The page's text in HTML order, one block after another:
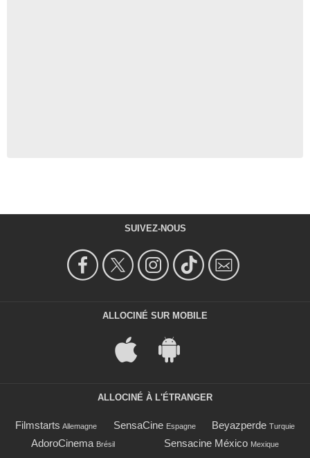
SUIVEZ-NOUS
ALLOCINÉ SUR MOBILE
ALLOCINÉ À L'ÉTRANGER
Filmstarts Allemagne SensaCine Espagne Beyazperde Turquie
AdoroCinema Brésil Sensacine México Mexique